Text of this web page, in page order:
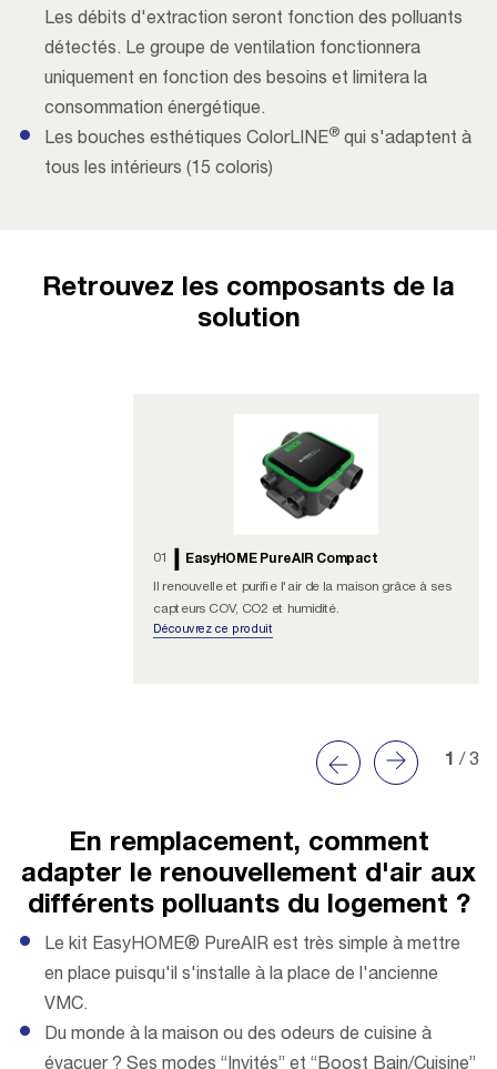
Les débits d'extraction seront fonction des polluants
détectés. Le groupe de ventilation fonctionnera
uniquement en fonction des besoins et limitera la
consommation énergétique.
Les bouches esthétiques ColorLINE® qui s'adaptent à
tous les intérieurs (15 coloris)
Retrouvez les composants de la
solution
01 EasyHOME PureAIR Compact
Il renouvelle et purifie l'air de la maison grâce à ses
capteurs COV, CO2 et humidité.
Découvrez ce produit
1 / 3
En remplacement, comment
adapter le renouvellement d'air aux
différents polluants du logement ?
Le kit EasyHOME® PureAIR est très simple à mettre
en place puisqu'il s'installe à la place de l'ancienne
VMC.
Du monde à la maison ou des odeurs de cuisine à